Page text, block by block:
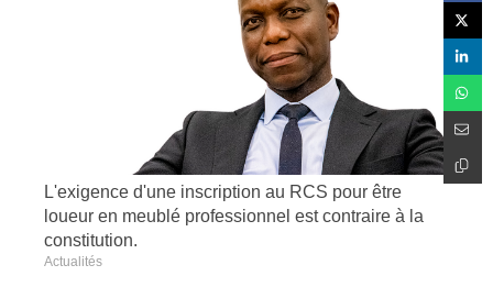
L'exigence d'une inscription au RCS pour être
loueur en meublé professionnel est contraire à la
constitution.
Actualités